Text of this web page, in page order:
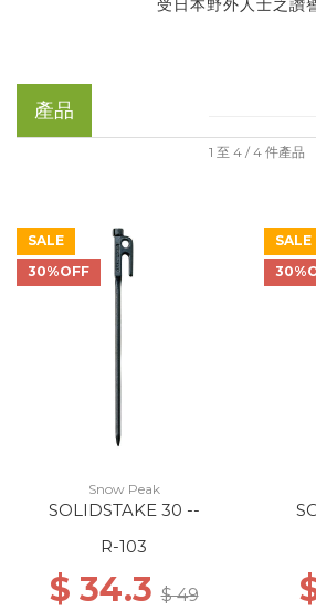
受日本野外人士之讚
產品
1 至 4 / 4 件產品
SALE
30%OFF
Snow Peak
SOLIDSTAKE 30 --
R-103
$ 34.3$ 49
SALE